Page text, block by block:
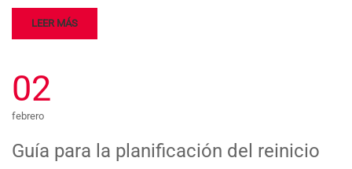
LEER MÁS
02
febrero
Guía para la planificación del reinicio